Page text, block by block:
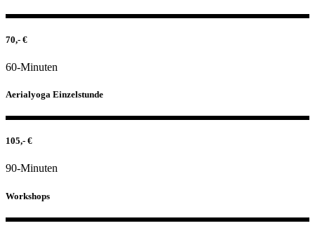
70,- €
60-Minuten
Aerialyoga Einzelstunde
105,- €
90-Minuten
Workshops